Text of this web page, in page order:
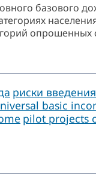
базового
опрошенных
риски
basic
pilot projects